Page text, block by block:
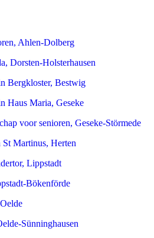
Ahlen-Dolberg
Dorsten-Holsterhausen
Bergkloster, Bestwig
Haus Maria, Geseke
voor senioren, Geseke-Störmede
St Martinus, Herten
Lippstadt
Bökenförde
Sünninghausen